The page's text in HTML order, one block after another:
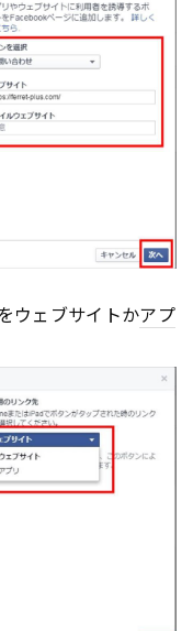
ウェブサイトかアプ